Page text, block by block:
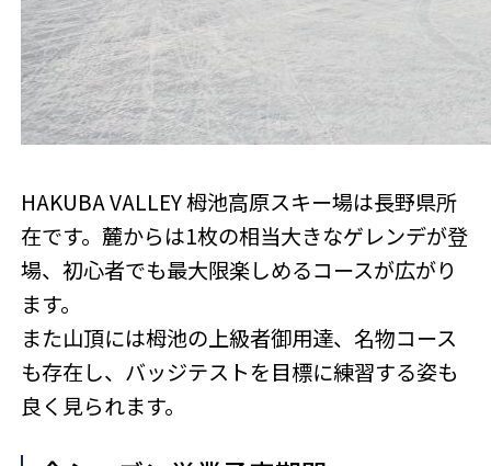
HAKUBA VALLEY 栂池高原スキー場は長野県所
在です。麓からは1枚の相当大きなゲレンデが登
場、初心者でも最大限楽しめるコースが広がり
ます。
また山頂には栂池の上級者御用達、名物コース
も存在し、バッジテストを目標に練習する姿も
良く見られます。